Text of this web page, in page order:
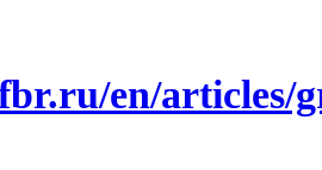
en/articles/